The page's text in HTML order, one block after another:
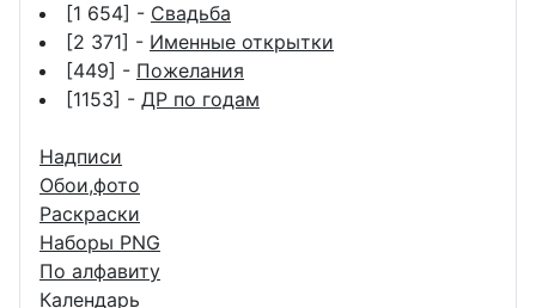
[1 654] - Свадьба
[2 371] - Именные открытки
[449] - Пожелания
[1153] - ДР по годам
Надписи
Обои,фото
Раскраски
Наборы PNG
По алфавиту
Календарь